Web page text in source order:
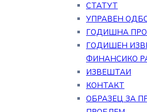
СТАТУТ
УПРАВЕН
ГОДИШНА
ГОДИШЕН
ФИНАНСИКО
ИЗВЕШТАИ
КОНТАКТ
ОБРАЗЕЦ ЗА